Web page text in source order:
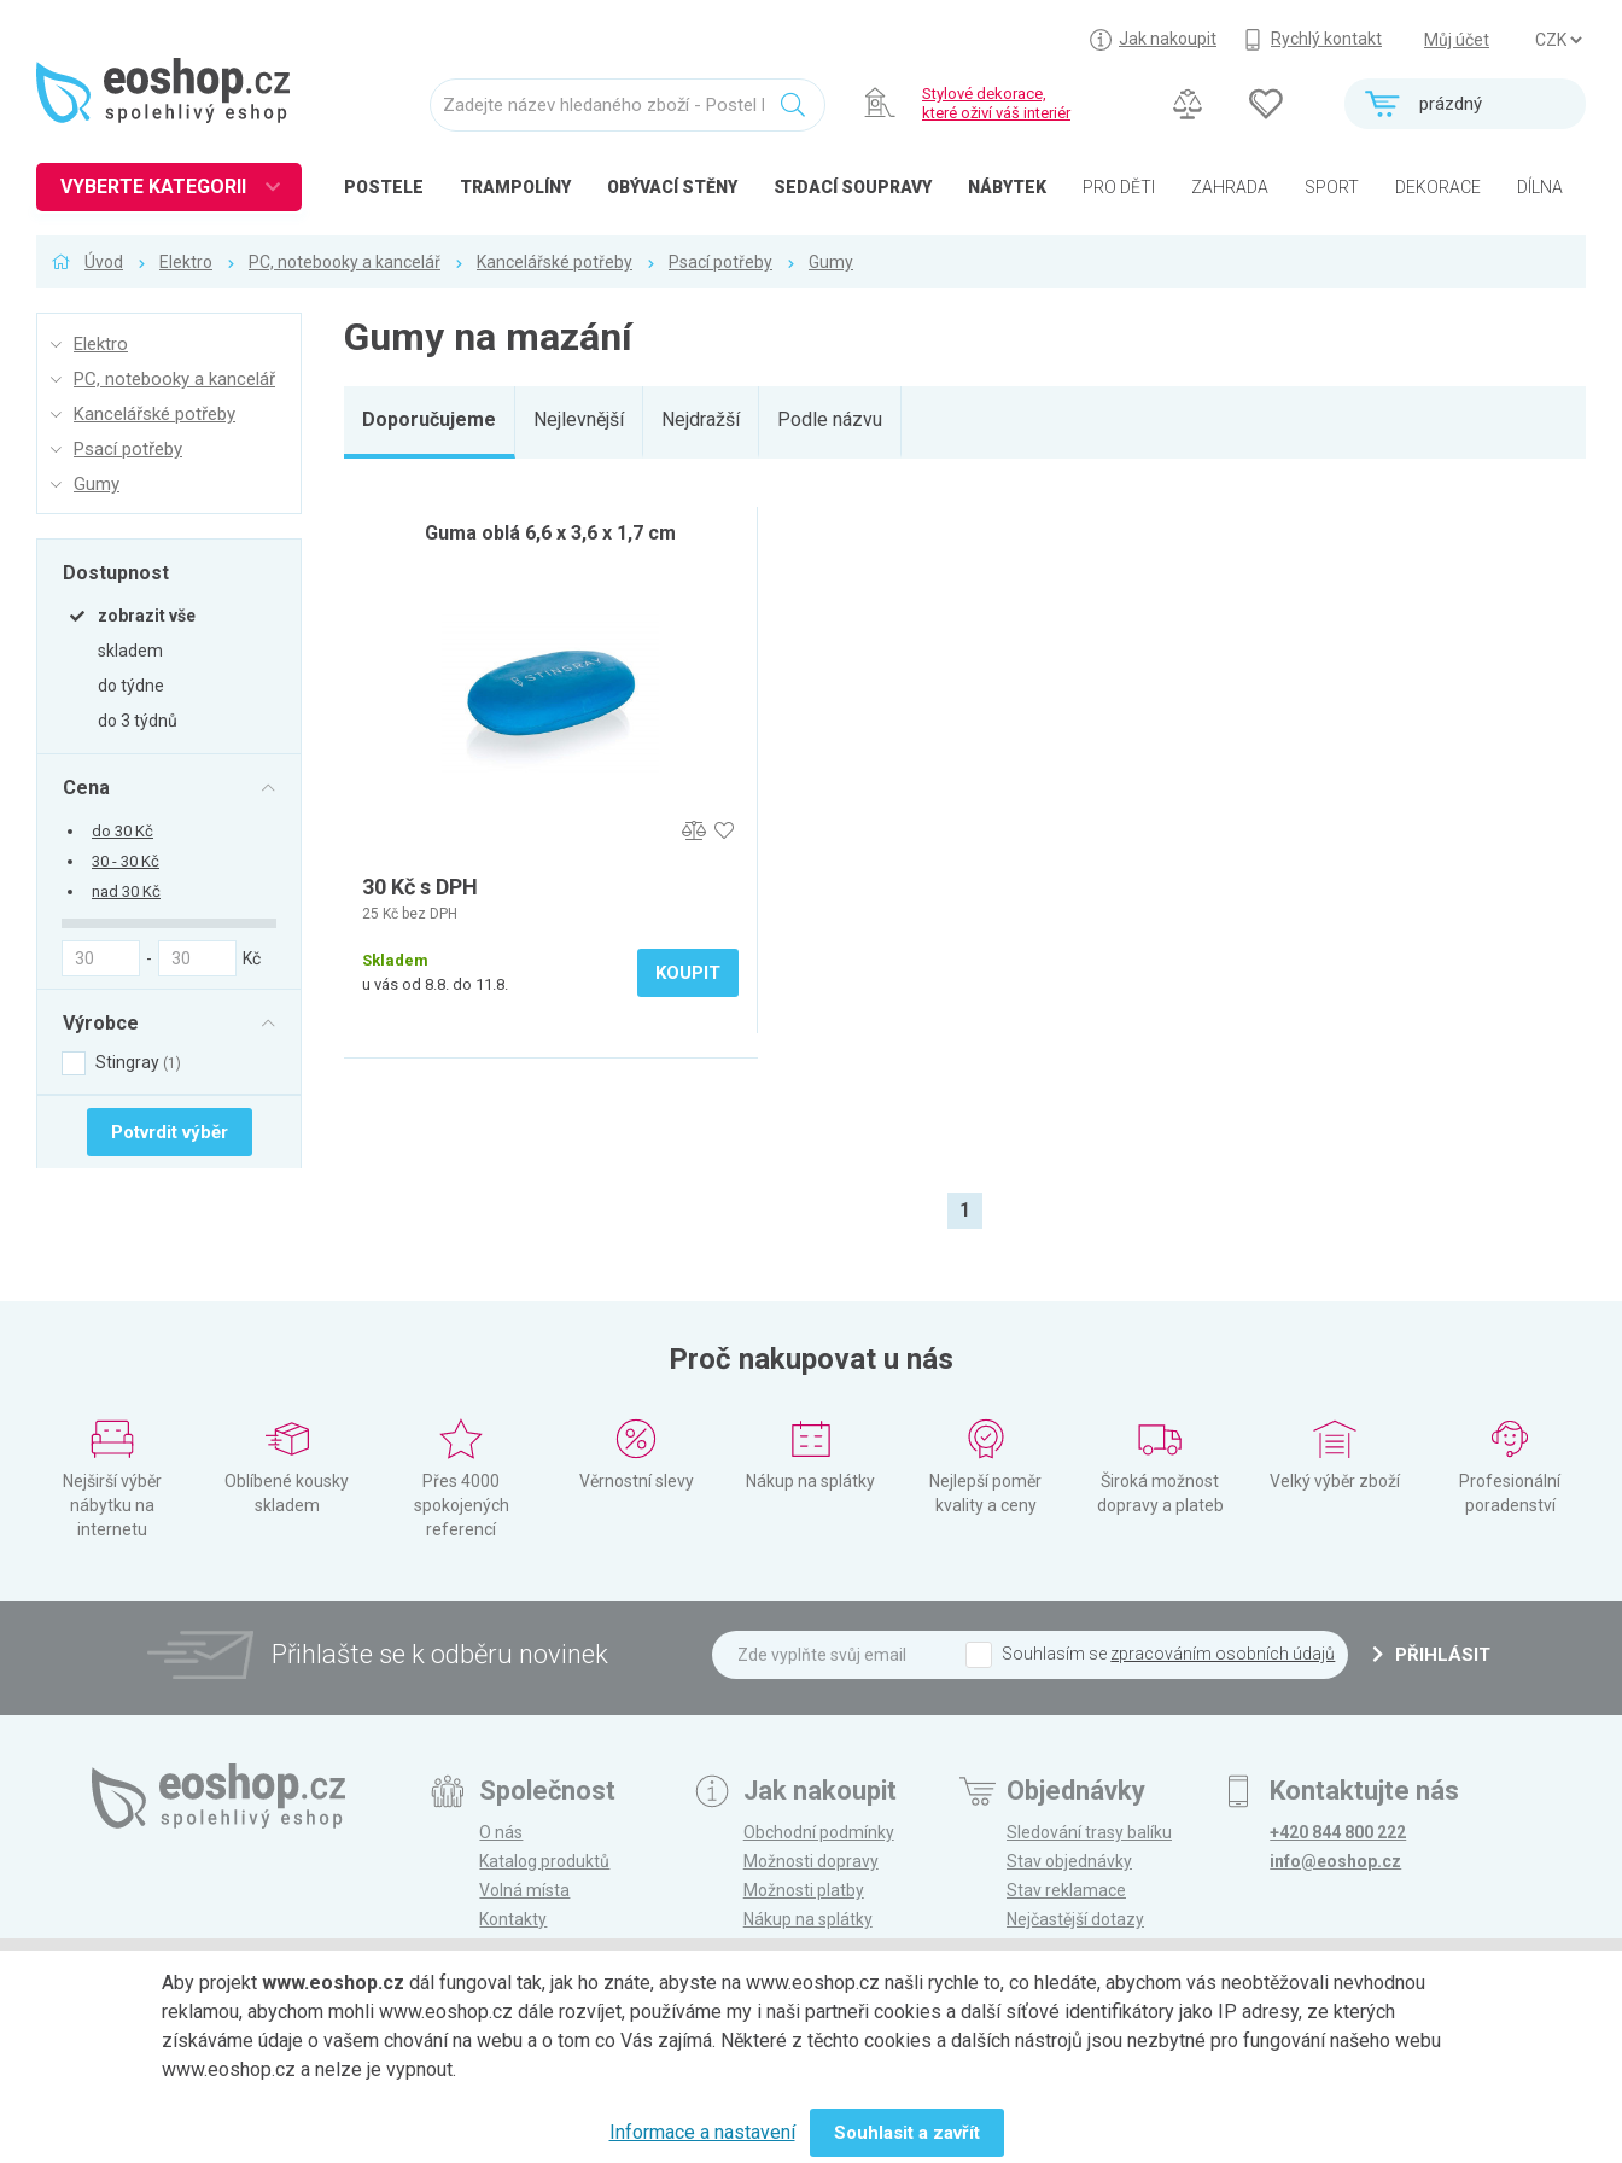
Můj účet
Jak nakoupit Rychlý kontakt
prázdný
Stylové dekorace,
které oživí váš interiér
POSTELE TRAMPOLÍNY OBÝVACÍ STĚNY SEDACÍ SOUPRAVY NÁBYTEK PRO DĚTI ZAHRADA SPORT DEKORACE DÍLNA
VYBERTE KATEGORII
Předsíň a chodba
Koupelna
Svítidla, žárovky
Trampolíny
Sedací vaky
Sport, outdoor
Všechny kategorie
Úvod Elektro PC, notebooky a kancelář Kancelářské potřeby Psací potřeby Gumy
Elektro
PC, notebooky a kancelář
Kancelářské potřeby
Psací potřeby
Gumy
Dostupnost
zobrazit vše
skladem
do týdne
do 3 týdnů
Cena
do 30 Kč
30 - 30 Kč
nad 30 Kč
- Kč
Výrobce
Stingray 1
Potvrdit výběr
Gumy na mazání
Doporučujeme Nejlevnější Nejdražší Podle názvu
Guma oblá 6,6 x 3,6 x 1,7 cm
30 Kč s DPH
25 Kč bez DPH
Skladem
u vás od 8.8. do 11.8.
KOUPIT
1
Proč nakupovat u nás
Nejširší výběr
nábytku na
internetu
Oblíbené kousky
skladem
Přes 4000
spokojených
referencí
Věrnostní slevy Nákup na splátky
Nejlepší poměr
kvality a ceny
Široká možnost
dopravy a plateb
Velký výběr zboží
Profesionální
poradenství
Přihlašte se k odběru novinek Souhlasím se zpracováním osobních údajů PŘIHLÁSIT
Společnost
O nás
Katalog produktů
Volná místa
Kontakty
Magazín
Jak nakoupit
Obchodní podmínky
Možnosti dopravy
Možnosti platby
Nákup na splátky
Reklamace a vrácení
Objednávky
Sledování trasy balíku
Stav objednávky
Stav reklamace
Nejčastější dotazy
Kontaktujte nás
+420 844 800 222
info@eoshop.cz
Možnosti platby Možnosti dopravy Partneři
Aby projektwww.eoshop.cz dál fungoval tak, jak ho znáte, abyste na www.eoshop.cz našli rychle to, co hledáte, abychom vás neobtěžovali nevhodnou
reklamou, abychom mohli www.eoshop.cz dále rozvíjet, používáme my i naši partneři cookies a další síťové identifikátory jako IP adresy, ze kterých
získáváme údaje o vašem chování na webu a o tom co Vás zajímá. Některé z těchto cookies a dalších nástrojů jsou nezbytné pro fungování našeho webu
www.eoshop.cz a nelze je vypnout.
Informace a nastavení Souhlasit a zavřít